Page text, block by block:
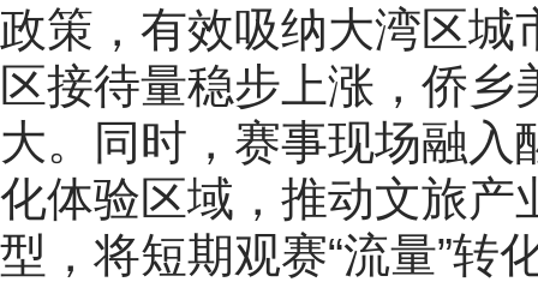
政策，有效吸纳大湾区城
区接待量稳步上涨，侨
大。同时，赛事现场融
化体验区域，推动文旅产
型，将短期观赛“流量”转